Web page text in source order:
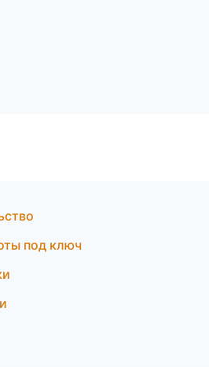
под ключ